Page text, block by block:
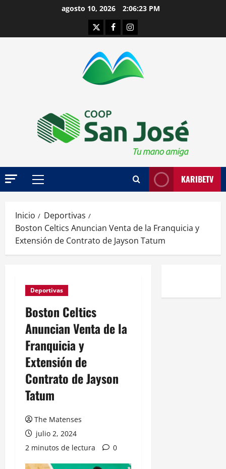
agosto 10, 2026 2:06:24 PM
TwitterFacebookInstagram
Menú
KARIBETV
Inicio
Deportivas
Boston Celtics Anuncian Venta de la Franquicia y
Extensión de Contrato de Jayson Tatum
Deportivas
Boston Celtics
Anuncian Venta de la
Franquicia y
Extensión de
Contrato de Jayson
Tatum
The Matenses
julio 2, 2024
2 minutos de lectura
0